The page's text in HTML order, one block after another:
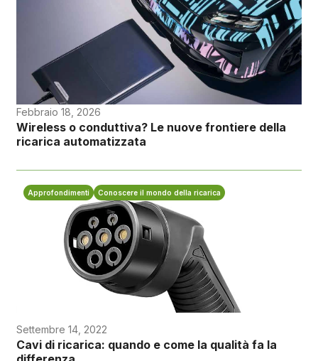
Febbraio 18, 2026
Wireless o conduttiva? Le nuove frontiere della
ricarica automatizzata
Approfondimenti Conoscere il mondo della ricarica
Settembre 14, 2022
Cavi di ricarica: quando e come la qualità fa la